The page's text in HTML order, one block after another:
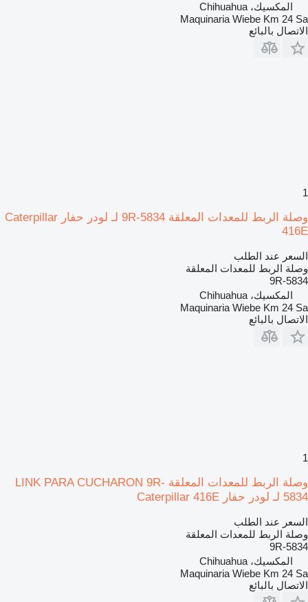
المكسيك، Chihuahua
Maquinaria Wiebe Km 24 Sa
الاتصال بالبائع
1
وصلة الربط للمعدات المعلقة 9R-5834 لـ لودر حفار Caterpillar
416E
السعر عند الطلب
وصلة الربط للمعدات المعلقة
9R-5834
المكسيك، Chihuahua
Maquinaria Wiebe Km 24 Sa
الاتصال بالبائع
1
وصلة الربط للمعدات المعلقة LINK PARA CUCHARON 9R-
5834 لـ لودر حفار Caterpillar 416E
السعر عند الطلب
وصلة الربط للمعدات المعلقة
9R-5834
المكسيك، Chihuahua
Maquinaria Wiebe Km 24 Sa
الاتصال بالبائع